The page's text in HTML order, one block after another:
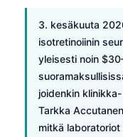
3. kesäkuuta
isotretinoiinin
yleisesti noin
joidenkin
Tarkka
mitkä